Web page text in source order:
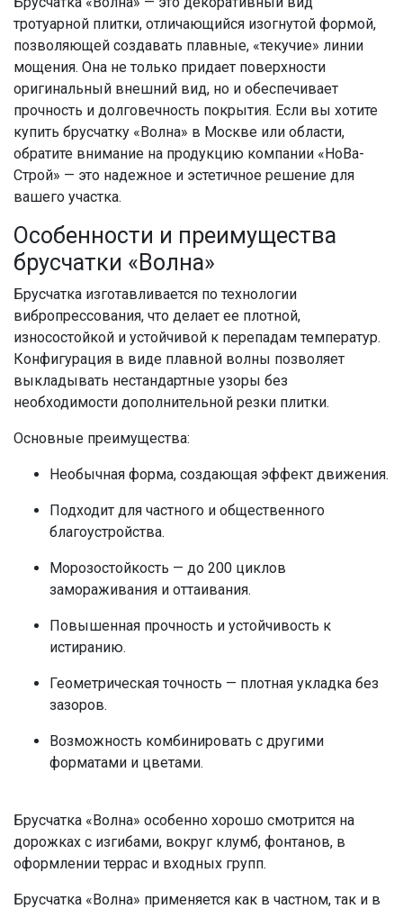
тротуарной плитки, отличающийся изогнутой формой,
позволяющей создавать плавные, «текучие» линии
мощения. Она не только придает поверхности
оригинальный внешний вид, но и обеспечивает
прочность и долговечность покрытия. Если вы хотите
купить брусчатку «Волна» в Москве или области,
обратите внимание на продукцию компании «НоВа-
Строй» — это надежное и эстетичное решение для
вашего участка.
Особенности и преимущества
брусчатки «Волна»
Брусчатка изготавливается по технологии
вибропрессования, что делает ее плотной,
износостойкой и устойчивой к перепадам температур.
Конфигурация в виде плавной волны позволяет
выкладывать нестандартные узоры без
необходимости дополнительной резки плитки.
Основные преимущества:
Необычная форма, создающая эффект движения.
Подходит для частного и общественного
благоустройства.
Морозостойкость — до 200 циклов
замораживания и оттаивания.
Повышенная прочность и устойчивость к
истиранию.
Геометрическая точность — плотная укладка без
зазоров.
Возможность комбинировать с другими
форматами и цветами.
Брусчатка «Волна» особенно хорошо смотрится на
дорожках с изгибами, вокруг клумб, фонтанов, в
оформлении террас и входных групп.
Брусчатка «Волна» применяется как в частном, так и в